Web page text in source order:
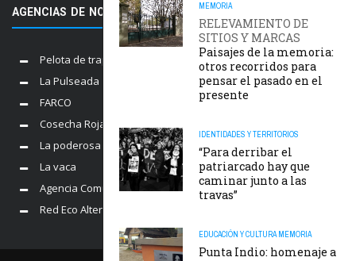
MEMORIA
RELEVAMIENTO DE
SITIOS Y MARCAS
Paisajes de la memoria:
otros recorridos para
pensar el pasado en el
presente
IDENTIDADES Y TERRITORIOS
“Para derribar el
patriarcado hay que
caminar junto a las
travas”
EDUCACIÓN Y CULTURA MEMORIA
Punta Indio: homenaje a
AGENCIAS DE NOTICIAS AMIGAS
Pelota de trapo
La Pulseada
FARCO
Cosecha Roja
La poderosa
La vaca
Agencia Comunica
Red Eco Alternativo